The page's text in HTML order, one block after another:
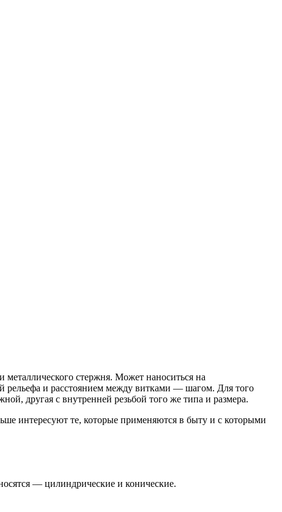
стержня. Может наноситься на
рельефа и расстоянием между витками — шагом. Для того
другая с внутренней резьбой того же типа и размера.
интересуют те, которые применяются в быту и с которыми
— цилиндрические и конические.